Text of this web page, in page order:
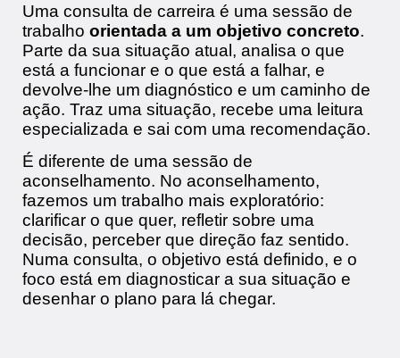
Uma consulta de carreira é uma sessão de
trabalho orientada a um objetivo concreto.
Parte da sua situação atual, analisa o que
está a funcionar e o que está a falhar, e
devolve-lhe um diagnóstico e um caminho de
ação. Traz uma situação, recebe uma leitura
especializada e sai com uma recomendação.
É diferente de uma sessão de
aconselhamento. No aconselhamento,
fazemos um trabalho mais exploratório:
clarificar o que quer, refletir sobre uma
decisão, perceber que direção faz sentido.
Numa consulta, o objetivo está definido, e o
foco está em diagnosticar a sua situação e
desenhar o plano para lá chegar.